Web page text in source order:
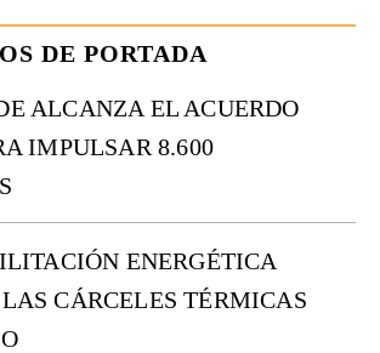
DE PORTADA
ALCANZA EL ACUERDO
IMPULSAR 8.600
ENERGÉTICA
CÁRCELES TÉRMICAS